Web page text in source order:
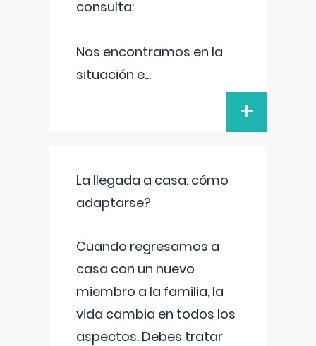
consulta:
Nos encontramos en la
situación e...
+
La llegada a casa: cómo
adaptarse?
Cuando regresamos a
casa con un nuevo
miembro a la familia, la
vida cambia en todos los
aspectos. Debes tratar